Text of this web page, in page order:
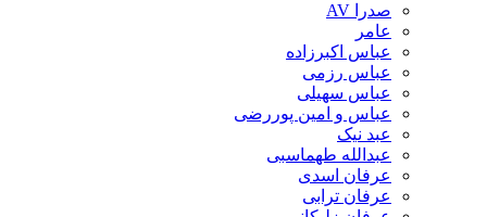
عباس اکبرزاده
عباس رزمی
عباس سهیلی
عباس و امین پوررضی
عبد نیک
عبدالله طهماسبی‎
عرفان اسدی
عرفان ترابی